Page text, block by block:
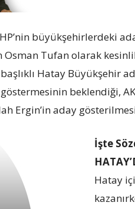
büyükşehirlerdeki
Osman Tufan olarak
Hatay Büyükşehir
beklendiği,
Ergin’in aday
İşte
Hatay